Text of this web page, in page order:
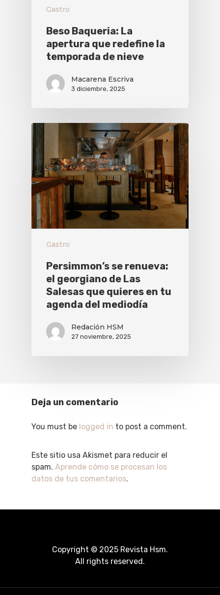
Gastro
Beso Baqueria: La
apertura que redefine la
temporada de nieve
Macarena Escriva
3 diciembre, 2025
Gastro
Persimmon’s se renueva:
el georgiano de Las
Salesas que quieres en tu
agenda del mediodía
Redación HSM
27 noviembre, 2025
Deja un comentario
You must be logged in to post a comment.
Este sitio usa Akismet para reducir el
spam. Aprende cómo se procesan los
datos de tus comentarios.
Copyright © 2025 Revista Hsm.
All rights reserved.